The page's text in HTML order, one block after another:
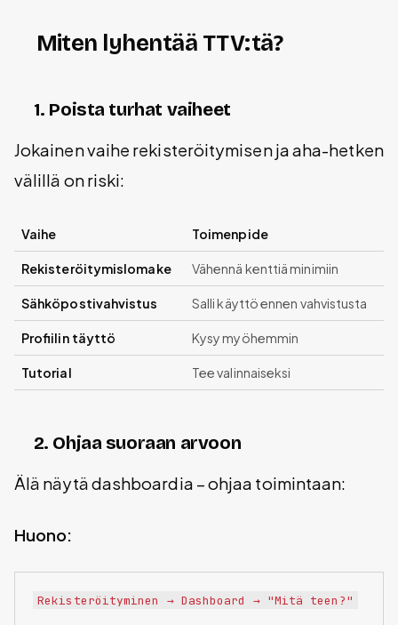
Miten lyhentää TTV:tä?
1. Poista turhat vaiheet
Jokainen vaihe rekisteröitymisen ja aha-hetken
välillä on riski:
Vaihe Toimenpide
Rekisteröitymislomake Vähennä kenttiä minimiin
Sähköpostivahvistus Salli käyttö ennen vahvistusta
Profiilin täyttö Kysy myöhemmin
Tutorial Tee valinnaiseksi
2. Ohjaa suoraan arvoon
Älä näytä dashboardia – ohjaa toimintaan:
Huono: